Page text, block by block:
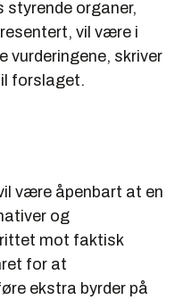
styrende organer,
vil være i
vurderingene, skriver
forslaget.
være åpenbart at en
og
mot faktisk
for at
ekstra byrder på